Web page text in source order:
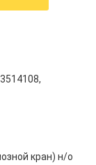
кран) н/о